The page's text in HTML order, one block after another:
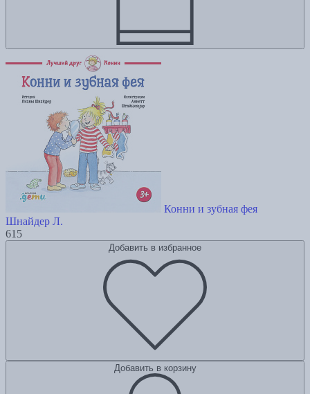
Конни и зубная фея
Шнайдер Л.
615
Добавить в избранное
Добавить в корзину